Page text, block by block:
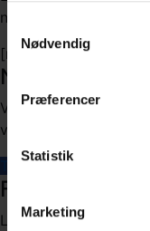
Samtykkevalg
Nødvendig
Præferencer
Statistik
Marketing
newsletters to keep
[mc4wp_form id="161"]
Nyhedsbrev
Vil du vide, hvad
vores nyhedsbrev for
Tilmeld
Find os
LearningHub - en del